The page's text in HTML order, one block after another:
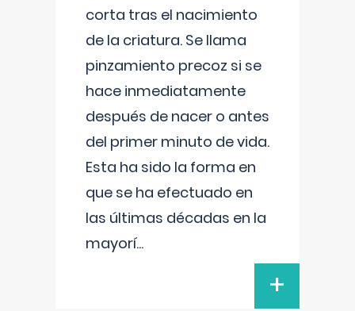
corta tras el nacimiento
de la criatura. Se llama
pinzamiento precoz si se
hace inmediatamente
después de nacer o antes
del primer minuto de vida.
Esta ha sido la forma en
que se ha efectuado en
las últimas décadas en la
mayorí...
+